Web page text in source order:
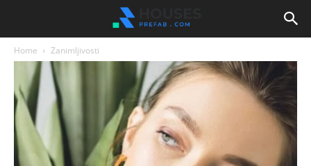
Home Zanimljivosti